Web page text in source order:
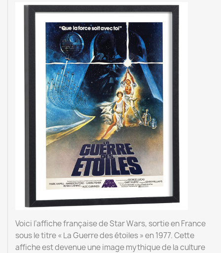
Voici l’affiche française de Star Wars, sortie en France
sous le titre « La Guerre des étoiles » en 1977. Cette
affiche est devenue une image mythique de la culture